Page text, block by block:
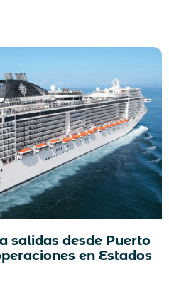
salidas desde Puerto
en Estados